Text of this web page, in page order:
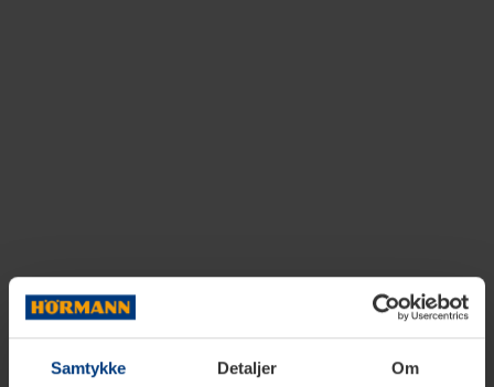
Samtykke Detaljer Om